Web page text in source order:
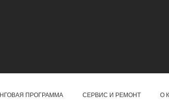
ПРОГРАММА СЕРВИС И РЕМОНТ О